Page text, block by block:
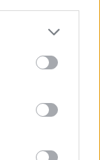
more Google
may click to
party tags to
below Google